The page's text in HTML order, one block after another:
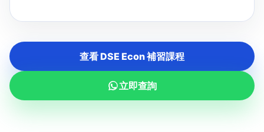
查看 DSE Econ 補習課程
立即查詢